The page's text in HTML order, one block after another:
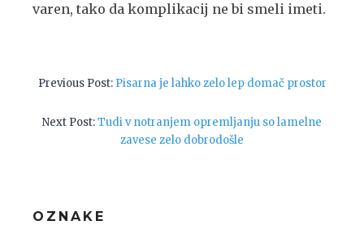
varen, tako da komplikacij ne bi smeli imeti.
Navigacija
Previous Post: Previous
Pisarna je lahko zelo lep domač prostor
Next Post:Next
post:
Tudi v notranjem opremljanju so lamelne
zavese zelo dobrodošle
OZNAKE